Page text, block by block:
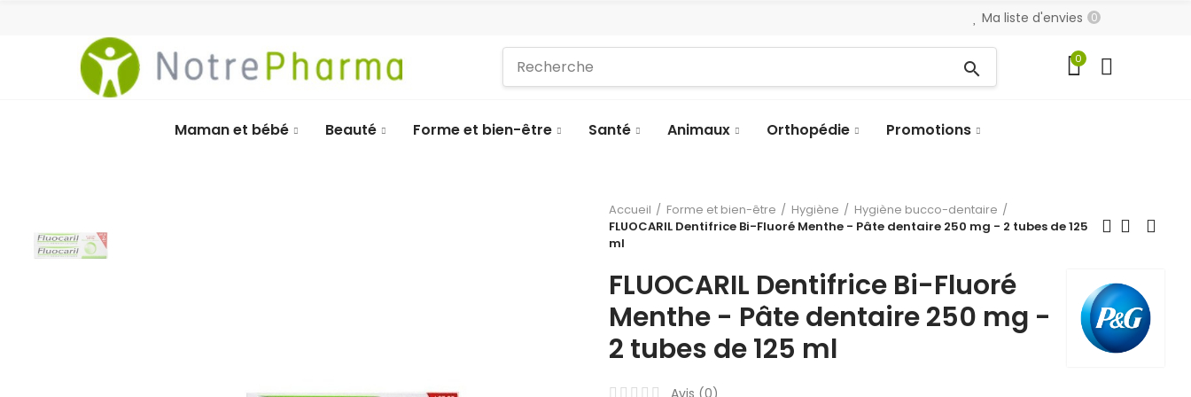
Ma liste d'envies 0
search 0
Maman et bébé Beauté Forme et bien-être Santé Animaux Orthopédie Promotions
Accueil Forme et bien-être Hygiène
Hygiène bucco-dentaire
FLUOCARIL Dentifrice Bi-Fluoré Menthe - Pâte dentaire 250 mg - 2 tubes de 125
ml
FLUOCARIL Dentifrice Bi-Fluoré
Menthe - Pâte dentaire 250 mg -
2 tubes de 125 ml
Avis (0)